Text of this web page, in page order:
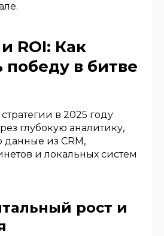
ROI: Как
победу в битве
в 2025 году
глубокую аналитику,
из CRM,
и локальных систем
рост и